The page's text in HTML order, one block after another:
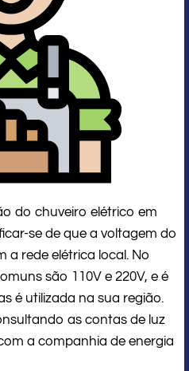
do chuveiro elétrico em
se de que a voltagem do
a rede elétrica local. No
são 110V e 220V, e é
é utilizada na sua região.
as contas de luz
a companhia de energia